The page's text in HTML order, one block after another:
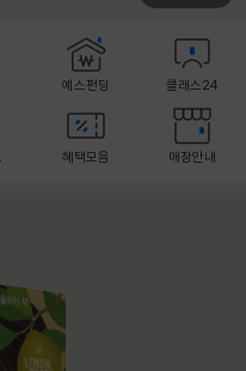
예스펀딩 클래스24
혜택모음 매장안내